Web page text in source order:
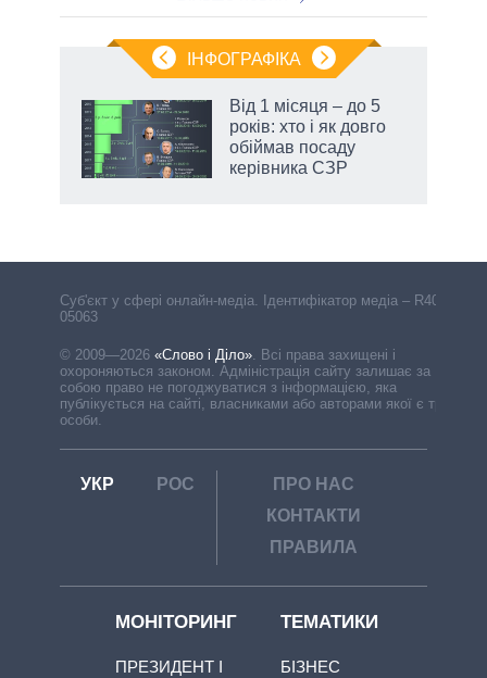
ІНФОГРАФІКА
Від 1 місяця – до 5
років: хто і як довго
обіймав посаду
керівника СЗР
Cуб'єкт у сфері онлайн-медіа. Ідентифікатор медіа – R40-
05063
© 2009—2026 «Слово і Діло» Всі права захищені і
охороняються законом. Адміністрація сайту залишає за
собою право не погоджуватися з інформацією, яка
публікується на сайті, власниками або авторами якої є треті
особи.
УКР РОС
ПРО НАС
КОНТАКТИ
ПРАВИЛА
МОНІТОРИНГ
ПРЕЗИДЕНТ І
ТЕМАТИКИ
БІЗНЕС